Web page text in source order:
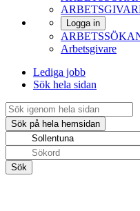
Logga in
Arbetsgivare
Lediga jobb
Sök hela sidan